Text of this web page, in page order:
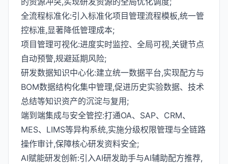
全流程标准化:引入标准化项目管理流程模板,统一管
控标准,显著降低管理成本;
项目管理可视化:进度实时监控、全局可视,关键节点
自动预警,规避延期风险;
研发数据知识中心化:建立统一数据平台,实现配方与
BOM数据结构化集中管理,促进历史实验数据、技术
总结等知识资产的沉淀与复用;
端到端集成与安全管控:打通OA、SAP、CRM、
MES、LIMS等异构系统,实施分级权限管理与全链路
操作审计,保障核心研发资料安全;
AI赋能研发创新:引入AI研发助手与AI辅助配方推荐,